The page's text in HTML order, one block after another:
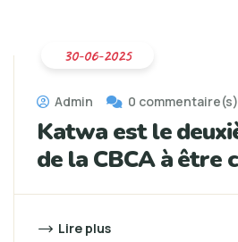
Admin 0 commentaire(s)
Katwa est le
de la CBCA à être
Lire plus
30-06-2025